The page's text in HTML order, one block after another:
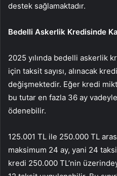
destek sağlamaktadır.
Bedelli Askerlik Kredisinde
2025 yılında bedelli askerlik
için taksit sayısı, alınacak
değişmektedir. Eğer kredi
bu tutar en fazla 36 ay
ödenebilir.
125.001 TL ile 250.000 TL
maksimum 24 ay, yani 24 taksit
kredi 250.000 TL’nin